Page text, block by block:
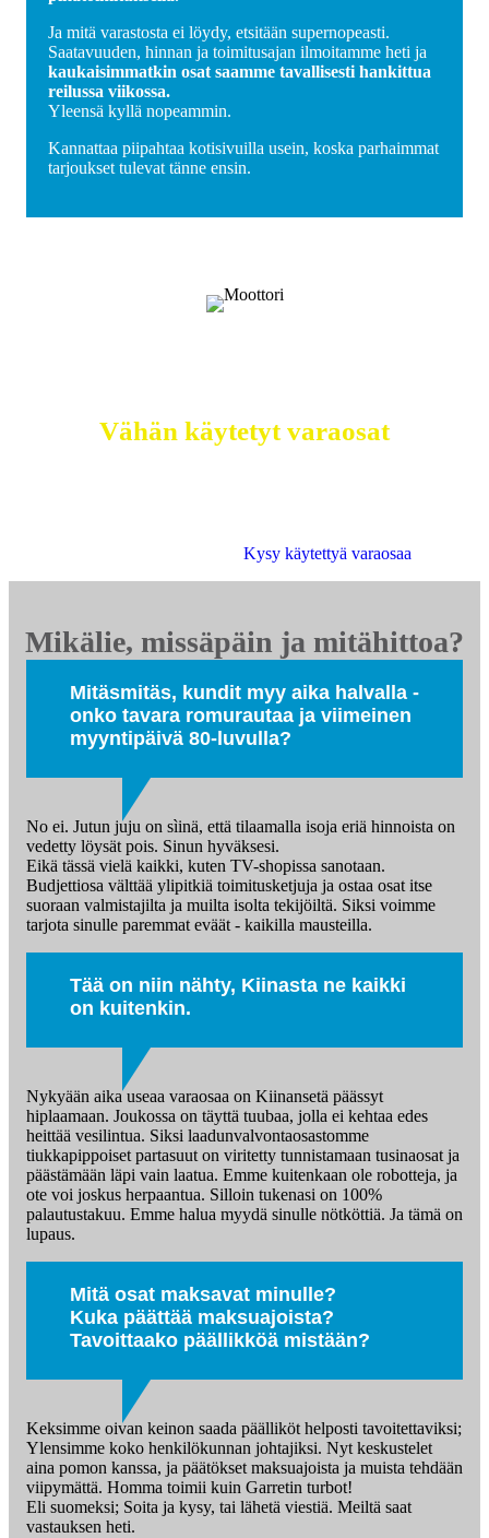
Ja mitä varastosta ei löydy, etsitään supernopeasti.
Saatavuuden, hinnan ja toimitusajan ilmoitamme heti ja
kaukaisimmatkin osat saamme tavallisesti hankittua
reilussa viikossa.
Yleensä kyllä nopeammin.
Kannattaa piipahtaa kotisivuilla usein, koska parhaimmat
tarjoukset tulevat tänne ensin.
Vähän käytetyt varaosat
Kysy käytettyä varaosaa
Mikälie, missäpäin ja mitähittoa?
Mitäsmitäs, kundit myy aika halvalla -
onko tavara romurautaa ja viimeinen
myyntipäivä 80-luvulla?
No ei. Jutun juju on sìinä, että tilaamalla isoja eriä hinnoista on
vedetty löysät pois. Sinun hyväksesi.
Eikä tässä vielä kaikki, kuten TV-shopissa sanotaan.
Budjettiosa välttää ylipitkiä toimitusketjuja ja ostaa osat itse
suoraan valmistajilta ja muilta isolta tekijöiltä. Siksi voimme
tarjota sinulle paremmat eväät - kaikilla mausteilla.
Tää on niin nähty, Kiinasta ne kaikki
on kuitenkin.
Nykyään aika useaa varaosaa on Kiinansetä päässyt
hiplaamaan. Joukossa on täyttä tuubaa, jolla ei kehtaa edes
heittää vesilintua. Siksi laadunvalvontaosastomme
tiukkapippoiset partasuut on viritetty tunnistamaan tusinaosat ja
päästämään läpi vain laatua. Emme kuitenkaan ole robotteja, ja
ote voi joskus herpaantua. Silloin tukenasi on 100%
palautustakuu. Emme halua myydä sinulle nötköttiä. Ja tämä on
lupaus.
Mitä osat maksavat minulle?
Kuka päättää maksuajoista?
Tavoittaako päällikköä mistään?
Keksimme oivan keinon saada päälliköt helposti tavoitettaviksi;
Ylensimme koko henkilökunnan johtajiksi. Nyt keskustelet
aina pomon kanssa, ja päätökset maksuajoista ja muista tehdään
viipymättä. Homma toimii kuin Garretin turbot!
Eli suomeksi; Soita ja kysy, tai lähetä viestiä. Meiltä saat
vastauksen heti.